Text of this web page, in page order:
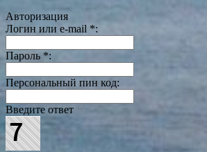
Авторизация
Логин или e-mail *:
Пароль *:
Персональный пин код:
Введите ответ